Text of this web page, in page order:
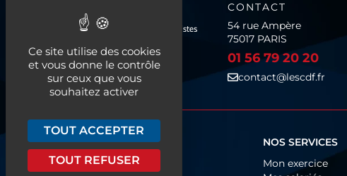
CONTACT
54 rue Ampère
75017 PARIS
01 56 79 20 20
contact@lescdf.fr
QUI SOMMES-NOUS ?
Fonctionnement
NOS SERVICES
Mon exercice
Ce site utilise des cookies
et vous donne le contrôle
sur ceux que vous
souhaitez activer
TOUT ACCEPTER
TOUT REFUSER